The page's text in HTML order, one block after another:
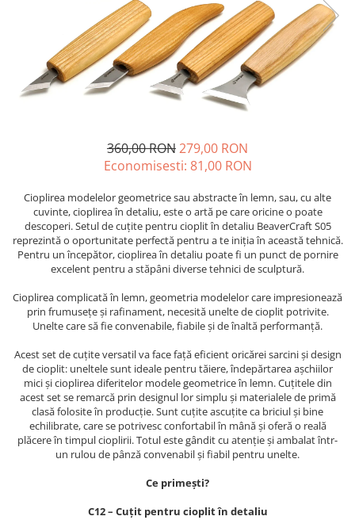
360,00 RON279,00 RON
Economisesti: 81,00 RON
Cioplirea modelelor geometrice sau abstracte în lemn, sau, cu alte
cuvinte, cioplirea în detaliu, este o artă pe care oricine o poate
descoperi. Setul de cuțite pentru cioplit în detaliu BeaverCraft S05
reprezintă o oportunitate perfectă pentru a te iniția în această tehnică.
Pentru un începător, cioplirea în detaliu poate fi un punct de pornire
excelent pentru a stăpâni diverse tehnici de sculptură.
Cioplirea complicată în lemn, geometria modelelor care impresionează
prin frumusețe și rafinament, necesită unelte de cioplit potrivite.
Unelte care să fie convenabile, fiabile și de înaltă performanță.
Acest set de cuțite versatil va face față eficient oricărei sarcini și design
de cioplit: uneltele sunt ideale pentru tăiere, îndepărtarea așchiilor
mici și cioplirea diferitelor modele geometrice în lemn. Cuțitele din
acest set se remarcă prin designul lor simplu și materialele de primă
clasă folosite în producție. Sunt cuțite ascuțite ca briciul și bine
echilibrate, care se potrivesc confortabil în mână și oferă o reală
plăcere în timpul cioplirii. Totul este gândit cu atenție și ambalat într-
un rulou de pânză convenabil și fiabil pentru unelte.
Ce primești?
C12 – Cuțit pentru cioplit în detaliu